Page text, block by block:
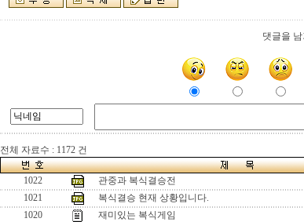
댓글을
전체 자료수 : 1172 건
1022 관중과 복식결승전
1021
복식결승 현재 상황입니다.
1020
재미있는 복식게임